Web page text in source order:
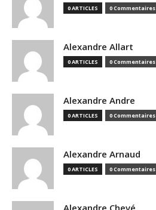
0 ARTICLES 0 Commentaires
Alexandre Allart
0 ARTICLES 0 Commentaires
Alexandre Andre
0 ARTICLES 0 Commentaires
Alexandre Arnaud
0 ARTICLES 0 Commentaires